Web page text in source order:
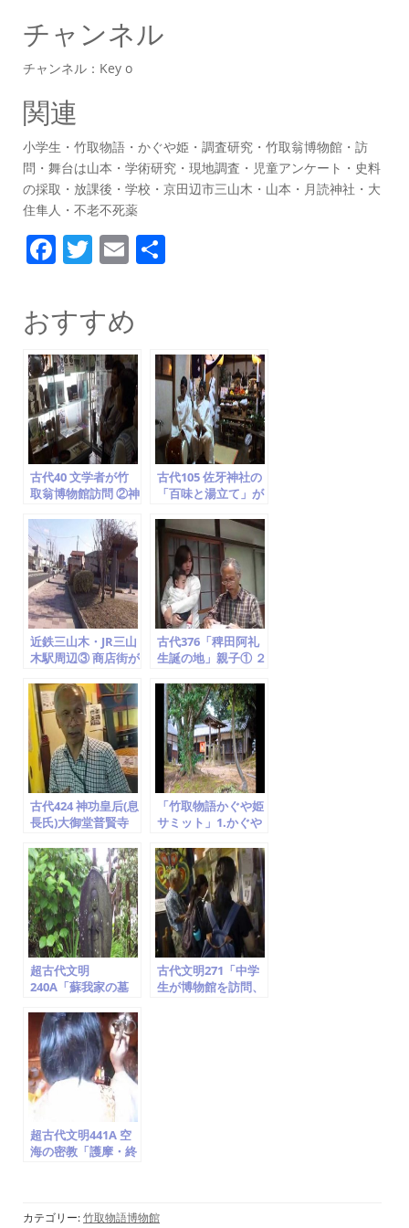
チャンネル
チャンネル：Key o
関連
小学生・竹取物語・かぐや姫・調査研究・竹取翁博物館・訪
問・舞台は山本・学術研究・現地調査・児童アンケート・史料
の採取・放課後・学校・京田辺市三山木・山本・月読神社・大
住隼人・不老不死薬
F
c
e
b
o
o
k
T
itt
er
E
ai
l
おすすめ
古代40 文学者が竹
取翁博物館訪問 ②神
人、月読神社と月読
命
古代105 佐牙神社の
「百味と湯立て」が
辺市の無形民俗文化
財)
近鉄三山木・JR三山
木駅周辺③ 商店街が
学の学生の街となっ
た
古代376「稗田阿礼
生誕の地」親子① ２
授かった」 (竹取翁
博物館)2014.5.8
古代424 神功皇后(息
長氏)大御堂普賢寺
城宮 かぐや姫 竹
取翁博物館
「竹取物語かぐや姫
サミット」1.かぐや
ぐり!! (竹取翁博物
館) 2014.2.1～2.2
超古代文明
240A「蘇我家の墓
鹿・馬子らの墓)、
甘樫丘の麓、神奈川
県藤沢 」竹取翁博物
館（国際かぐや姫学
会）2016.7.22
古代文明271「中学
生が博物館を訪問、
超古代文明441A 空
海の密教「護摩・終
翁博物館・国際かぐ
カテゴリー:竹取物語博物館